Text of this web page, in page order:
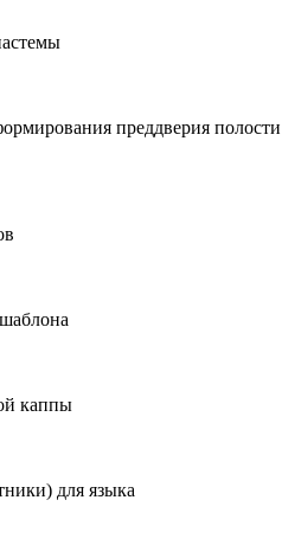
преддверия полости
каппы
для языка